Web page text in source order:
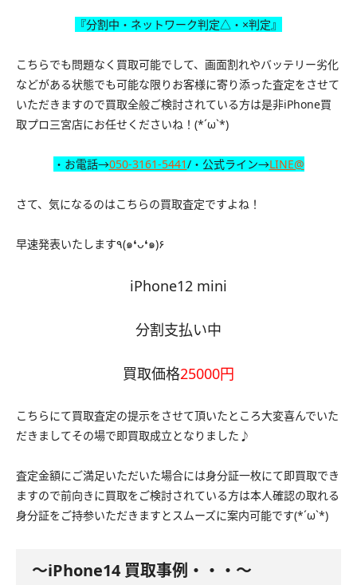
『分割中・ネットワーク判定△・×判定』
こちらでも問題なく買取可能でして、画面割れやバッテリー劣化
などがある状態でも可能な限りお客様に寄り添った査定をさせて
いただきますので買取全般ご検討されている方は是非iPhone買
取プロ三宮店にお任せくださいね！(*´ω`*)
・お電話→050-3161-5441/・公式ライン→LINE@
さて、気になるのはこちらの買取査定ですよね！
早速発表いたします٩(๑❛ᴗ❛๑)۶
iPhone12 mini
分割支払い中
買取価格25000円
こちらにて買取査定の提示をさせて頂いたところ大変喜んでいた
だきましてその場で即買取成立となりました♪
査定金額にご満足いただいた場合には身分証一枚にて即買取でき
ますので前向きに買取をご検討されている方は本人確認の取れる
身分証をご持参いただきますとスムーズに案内可能です(*´ω`*)
〜iPhone14 買取事例・・・〜